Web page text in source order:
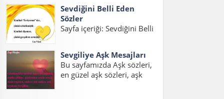
sevgi statusları...
Mesajlar, Duygusal Sevgi
Dolu Mesajlar, Sevgi Dolu
Mesajlar Uzun, Sevgiliye
Sevgi...
Sevdiğini Belli Eden
Sözler
Sayfa içeriği: Sevdiğini Belli
Olduğunu İfade Eden
Sözler, Sevgiyi Belli Etme
Sözleri, Hoşlandığını Belli
Sevgiliye Aşk Mesajları
Bu sayfamızda Aşk sözleri,
en güzel aşk sözleri, aşk